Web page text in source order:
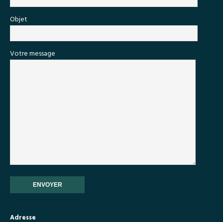
Objet
Votre message
Adresse